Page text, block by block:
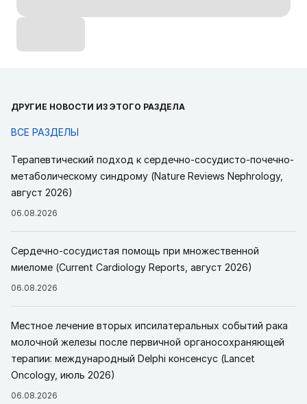
ДРУГИЕ НОВОСТИ ИЗ ЭТОГО РАЗДЕЛА
ВСЕ РАЗДЕЛЫ
Терапевтический подход к сердечно-сосудисто-почечно-
метаболическому синдрому (Nature Reviews Nephrology,
август 2026)
06.08.2026
Сердечно-сосудистая помощь при множественной
миеломе (Current Cardiology Reports, август 2026)
06.08.2026
Местное лечение вторых ипсилатеральных событий рака
молочной железы после первичной органосохраняющей
терапии: международный Delphi консенсус (Lancet
Oncology, июль 2026)
06.08.2026